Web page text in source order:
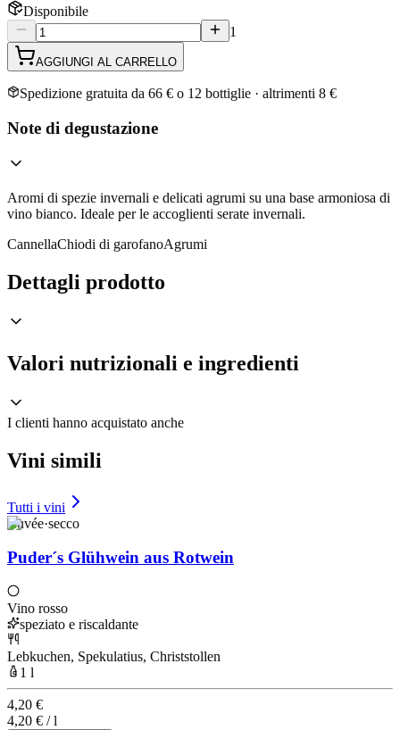
Disponibile
1
AGGIUNGI AL CARRELLO
Spedizione gratuita da 66 € o 12 bottiglie · altrimenti 8 €
Note di degustazione
Aromi di spezie invernali e delicati agrumi su una base armoniosa di
vino bianco. Ideale per le accoglienti serate invernali.
CannellaChiodi di garofanoAgrumi
Dettagli prodotto
Valori nutrizionali e ingredienti
I clienti hanno acquistato anche
Vini simili
Tutti i vini
Cuvée·secco
Puder´s Glühwein aus Rotwein
Vino rosso
speziato e riscaldante
Lebkuchen, Spekulatius, Christstollen
1 l
4,20 €
4,20 € / l